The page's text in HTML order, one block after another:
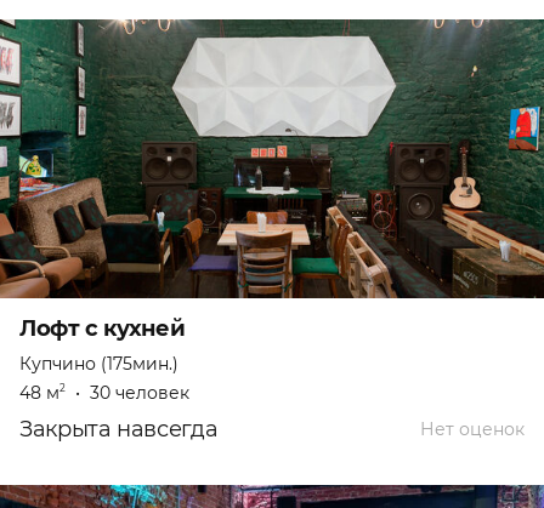
Лофт с кухней
Купчино (175мин.)
48 м2 • 30 человек
Нет оценок
Закрыта навсегда